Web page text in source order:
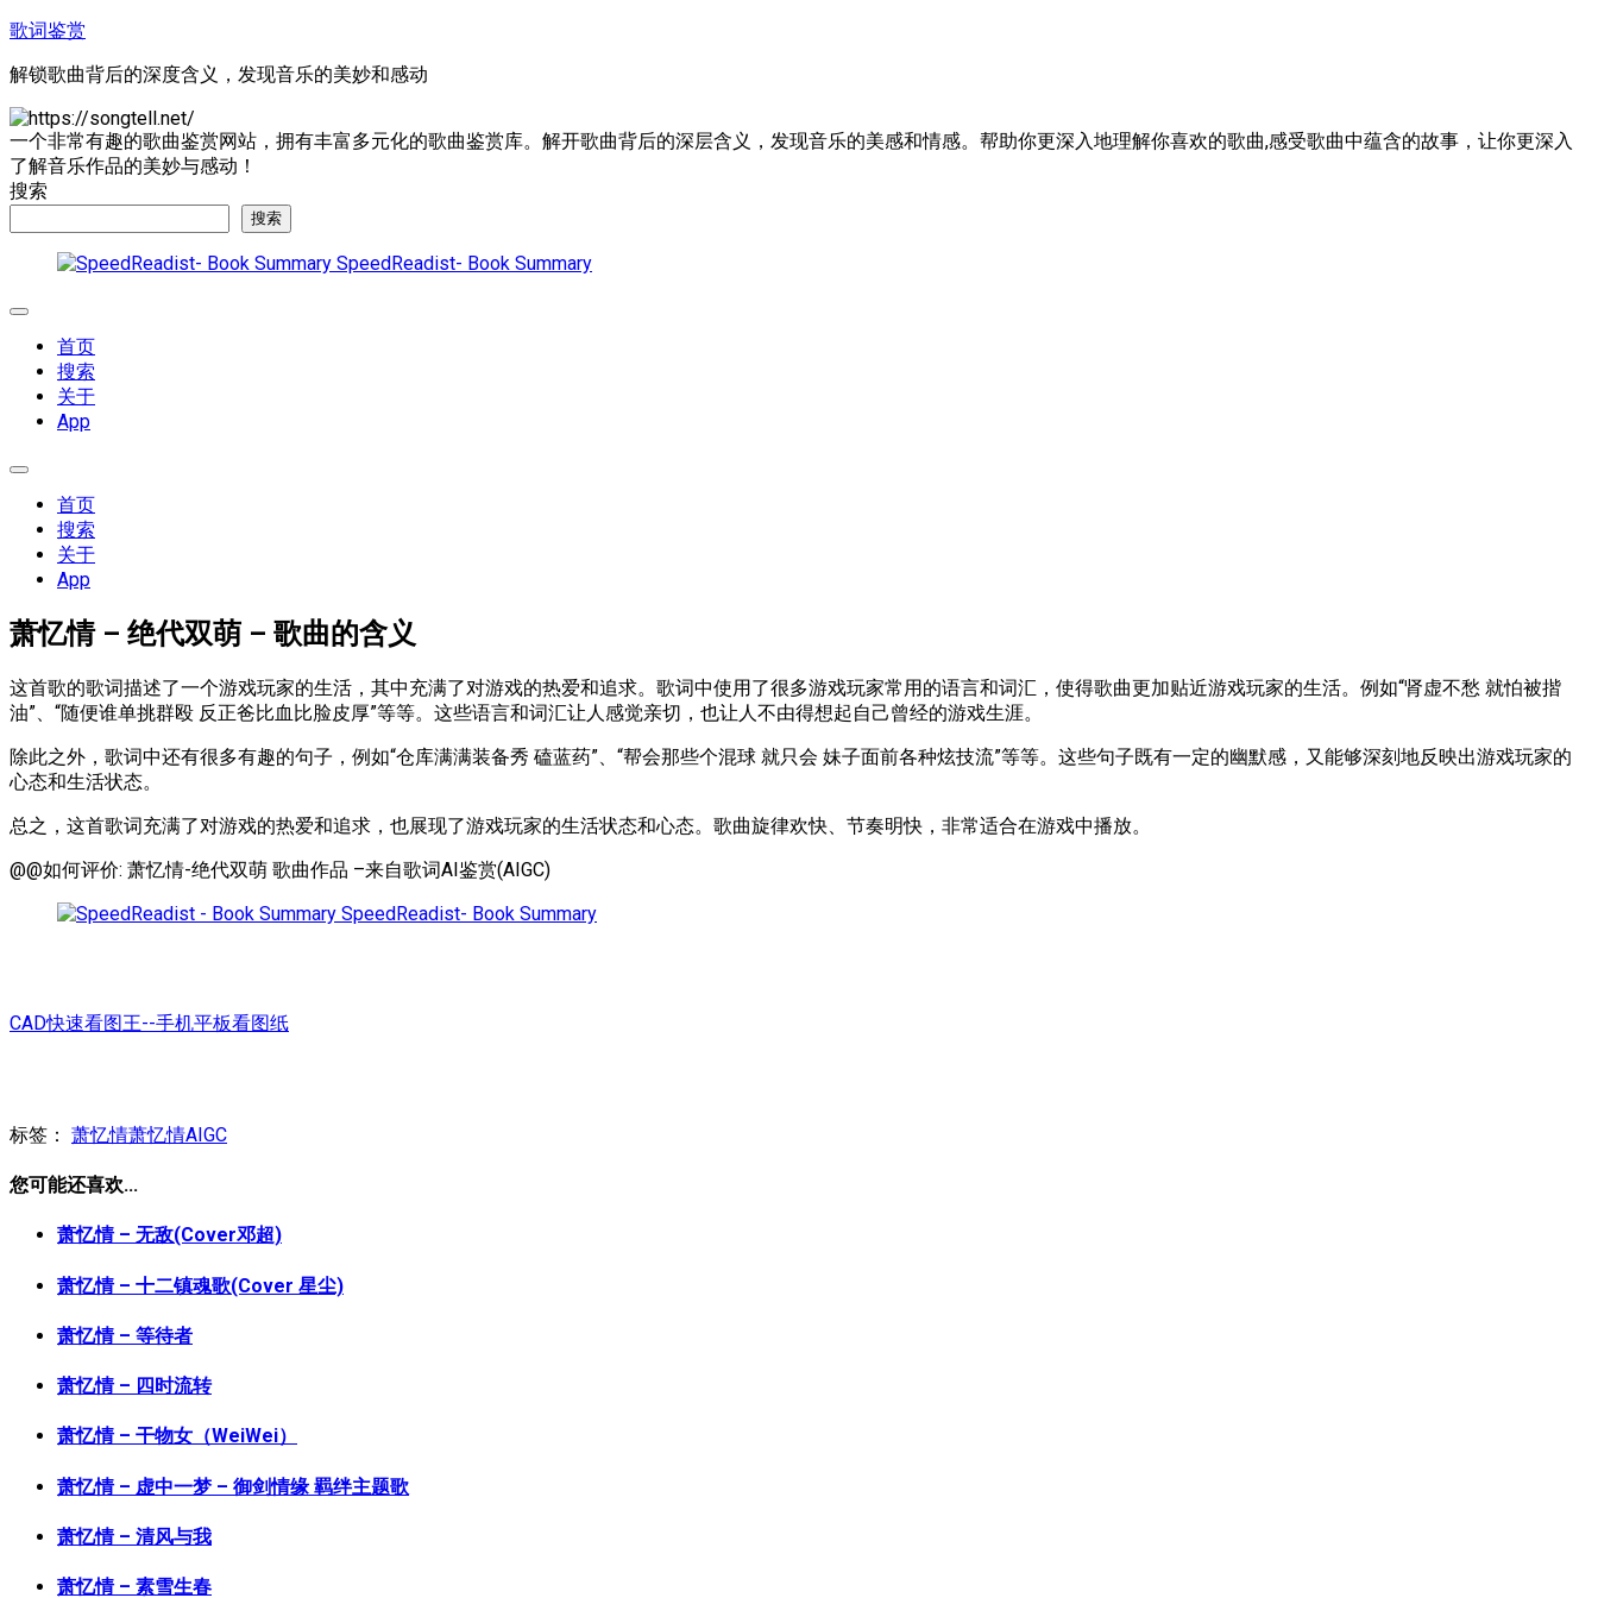
跳
内
容
歌词鉴赏
解锁歌曲背后的深度含义，发现音乐的美妙和感动
一个非常有趣的歌曲鉴赏网站，拥有丰富多元化的歌曲鉴赏库。解开歌曲背后的深层含义，发现音乐的美感和情感。帮助你更深入地理解你喜欢的歌曲,感受歌曲中蕴含的故事，让你更深入
了解音乐作品的美妙与感动！
搜索
搜索
SpeedReadist- Book Summary
展
首页
搜索
关于
App
展
首页
搜索
关于
App
萧忆情 – 绝代双萌 – 歌曲的含义
这首歌的歌词描述了一个游戏玩家的生活，其中充满了对游戏的热爱和追求。歌词中使用了很多游戏玩家常用的语言和词汇，使得歌曲更加贴近游戏玩家的生活。例如“肾虚不愁 就怕被揩
油”、“随便谁单挑群殴 反正爸比血比脸皮厚”等等。这些语言和词汇让人感觉亲切，也让人不由得想起自己曾经的游戏生涯。
除此之外，歌词中还有很多有趣的句子，例如“仓库满满装备秀 磕蓝药”、“帮会那些个混球 就只会 妹子面前各种炫技流”等等。这些句子既有一定的幽默感，又能够深刻地反映出游戏玩家的
心态和生活状态。
总之，这首歌词充满了对游戏的热爱和追求，也展现了游戏玩家的生活状态和心态。歌曲旋律欢快、节奏明快，非常适合在游戏中播放。
@@如何评价: 萧忆情-绝代双萌 歌曲作品 –来自歌词AI鉴赏(AIGC)
SpeedReadist- Book Summary
CAD快速看图王--手机平板看图纸
标签： 萧忆情萧忆情AIGC
您可能还喜欢...
萧忆情 – 无敌(Cover邓超)
萧忆情 – 十二镇魂歌(Cover 星尘)
萧忆情 – 等待者
萧忆情 – 四时流转
萧忆情 – 干物女（WeiWei）
萧忆情 – 虚中一梦 – 御剑情缘 羁绊主题歌
萧忆情 – 清风与我
萧忆情 – 素雪生春